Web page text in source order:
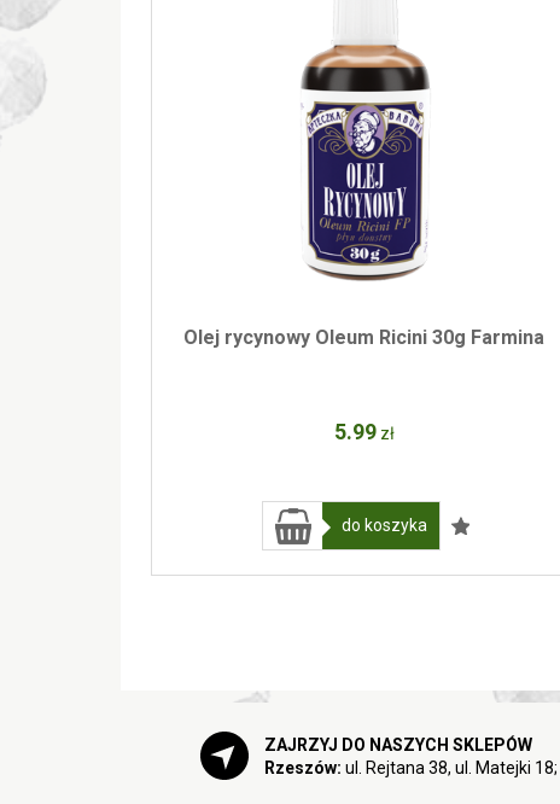
Olej rycynowy Oleum Ricini 30g Farmina
5.99 zł
do koszyka
ZAJRZYJ DO NASZYCH SKLEPÓW
Rzeszów: ul. Rejtana 38, ul. Matejki 18;